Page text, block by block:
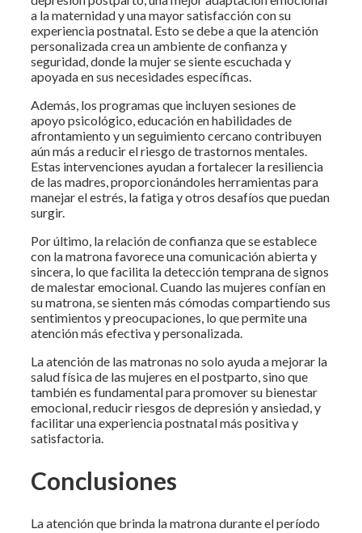
a la maternidad y una mayor satisfacción con su
experiencia postnatal. Esto se debe a que la atención
personalizada crea un ambiente de confianza y
seguridad, donde la mujer se siente escuchada y
apoyada en sus necesidades específicas.
Además, los programas que incluyen sesiones de
apoyo psicológico, educación en habilidades de
afrontamiento y un seguimiento cercano contribuyen
aún más a reducir el riesgo de trastornos mentales.
Estas intervenciones ayudan a fortalecer la resiliencia
de las madres, proporcionándoles herramientas para
manejar el estrés, la fatiga y otros desafíos que puedan
surgir.
Por último, la relación de confianza que se establece
con la matrona favorece una comunicación abierta y
sincera, lo que facilita la detección temprana de signos
de malestar emocional. Cuando las mujeres confían en
su matrona, se sienten más cómodas compartiendo sus
sentimientos y preocupaciones, lo que permite una
atención más efectiva y personalizada.
La atención de las matronas no solo ayuda a mejorar la
salud física de las mujeres en el postparto, sino que
también es fundamental para promover su bienestar
emocional, reducir riesgos de depresión y ansiedad, y
facilitar una experiencia postnatal más positiva y
satisfactoria.
Conclusiones
La atención que brinda la matrona durante el período